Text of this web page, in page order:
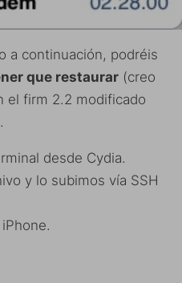
a continuación, podréis
que restaurar (creo
el firm 2.2 modificado
desde Cydia.
y lo subimos vía SSH